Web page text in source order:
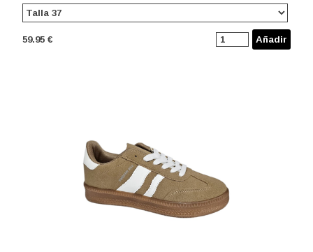
59.95 € Añadir